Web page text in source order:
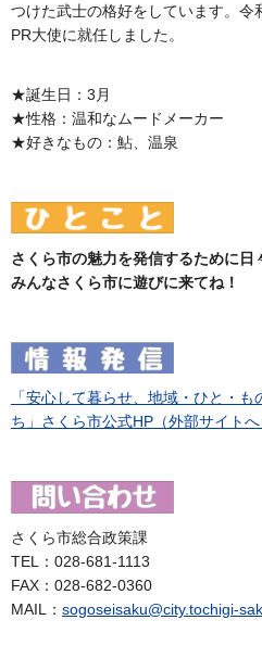
つけた武士の格好をしています。令
PR大使に就任しました。
★誕生日：3月
★性格：温和なムードメーカー
★好きなもの：鮎、温泉
さくら市の魅力を発信するために日
みんなさくら市に遊びに来てね！
「安心して暮らせ、地域・ひと・
ち」さくら市公式HP（外部サイトへ
さくら市総合政策課
TEL：028-681-1113
FAX：028-682-0360
MAIL： sogoseisaku@city.tochigi-